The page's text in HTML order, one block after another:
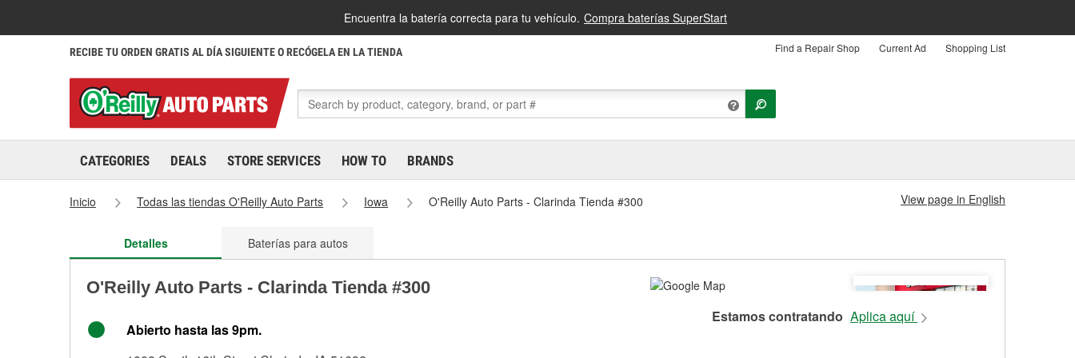
Encuentra la batería correcta para tu vehículo. Compra baterías SuperStart
RECIBE TU ORDEN GRATIS AL DÍA SIGUIENTE O RECÓGELA EN LA TIENDA Find a Repair Shop Current Ad Shopping List
CATEGORIES DEALS STORE SERVICES HOW TO BRANDS
Inicio Todas las tiendas O'Reilly Auto Parts Iowa O'Reilly Auto Parts - Clarinda Tienda #300 View page in English
Detalles Baterías para autos
O'Reilly Auto Parts - Clarinda Tienda #300
Abierto hasta las 9pm.
Estamos contratando Aplica aquí